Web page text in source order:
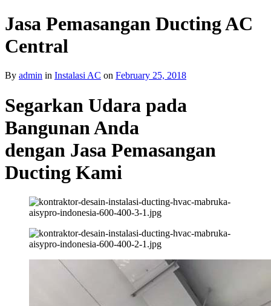
Jasa Pemasangan Ducting AC
Central
By admin in Instalasi AC on February 25, 2018
Segarkan Udara pada
Bangunan Anda
dengan Jasa Pemasangan
Ducting Kami